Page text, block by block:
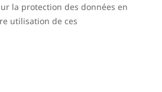
la protection des données en
utilisation de ces